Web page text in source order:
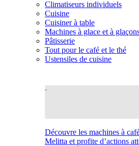
Climatiseurs individuels
Cuisine
Cuisiner à table
Machines à glace et à
Pâtisserie
Tout pour le café et le thé
Ustensiles de cuisine
Découvre les machines à
Melitta et profite d’actions